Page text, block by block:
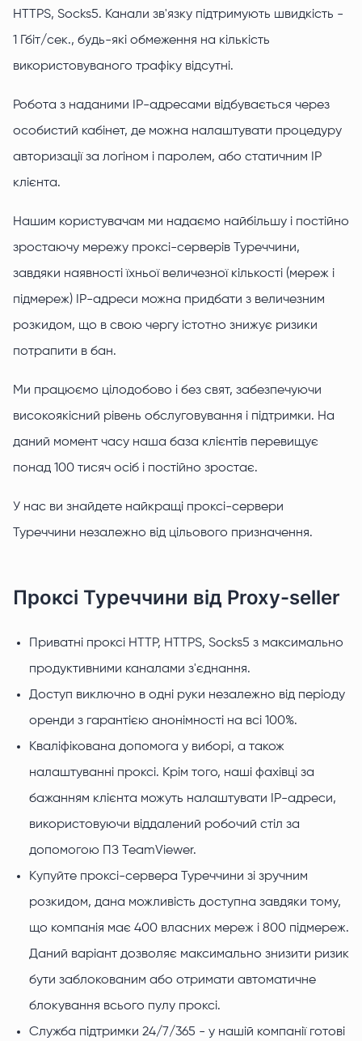
HTTPS, Socks5. Канали зв'язку підтримують швидкість -
1 Гбіт/сек., будь-які обмеження на кількість
використовуваного трафіку відсутні.
Робота з наданими IP-адресами відбувається через
особистий кабінет, де можна налаштувати процедуру
авторизації за логіном і паролем, або статичним IP
клієнта.
Нашим користувачам ми надаємо найбільшу і постійно
зростаючу мережу проксі-серверів Туреччини,
завдяки наявності їхньої величезної кількості (мереж і
підмереж) IP-адреси можна придбати з величезним
розкидом, що в свою чергу істотно знижує ризики
потрапити в бан.
Ми працюємо цілодобово і без свят, забезпечуючи
високоякісний рівень обслуговування і підтримки. На
даний момент часу наша база клієнтів перевищує
понад 100 тисяч осіб і постійно зростає.
У нас ви знайдете найкращі проксі-сервери
Туреччини незалежно від цільового призначення.
Проксі Туреччини від Proxy-seller
Приватні проксі HTTP, HTTPS, Socks5 з максимально
продуктивними каналами з'єднання.
Доступ виключно в одні руки незалежно від періоду
оренди з гарантією анонімності на всі 100%.
Кваліфікована допомога у виборі, а також
налаштуванні проксі. Крім того, наші фахівці за
бажанням клієнта можуть налаштувати IP-адреси,
використовуючи віддалений робочий стіл за
допомогою ПЗ TeamViewer.
Купуйте проксі-сервера Туреччини зі зручним
розкидом, дана можливість доступна завдяки тому,
що компанія має 400 власних мереж і 800 підмереж.
Даний варіант дозволяє максимально знизити ризик
бути заблокованим або отримати автоматичне
блокування всього пулу проксі.
Служба підтримки 24/7/365 - у нашій компанії готові